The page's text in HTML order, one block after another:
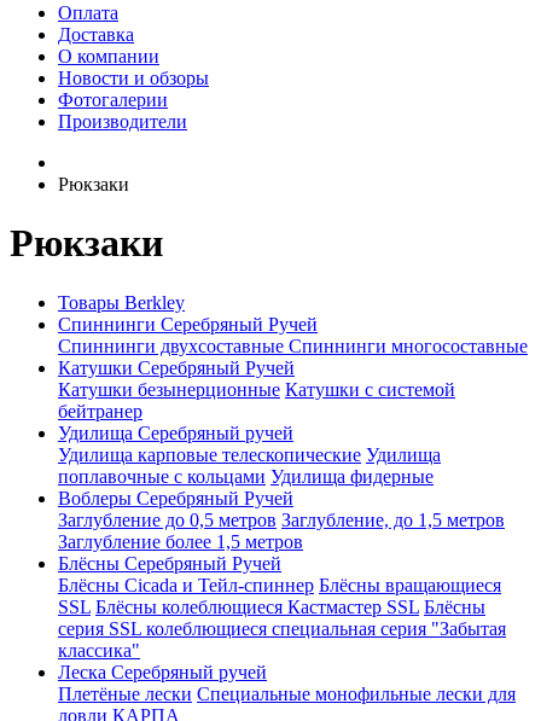
Оплата
Доставка
О компании
Новости и обзоры
Фотогалерии
Производители
Рюкзаки
Рюкзаки
Товары Berkley
Спиннинги Серебряный Ручей
Спиннинги двухсоставные Спиннинги многосоставные
Катушки Серебряный Ручей
Катушки безынерционные Катушки с системой
бейтранер
Удилища Серебряный ручей
Удилища карповые телескопические Удилища
поплавочные с кольцами Удилища фидерные
Воблеры Серебряный Ручей
Заглубление до 0,5 метров Заглубление, до 1,5 метров
Заглубление более 1,5 метров
Блёсны Серебряный Ручей
Блёсны Cicada и Тейл-спиннер Блёсны вращающиеся
SSL Блёсны колеблющиеся Кастмастер SSL Блёсны
серия SSL колеблющиеся специальная серия "Забытая
классика"
Леска Серебряный ручей
Плетёные лески Специальные монофильные лески для
ловли КАРПА